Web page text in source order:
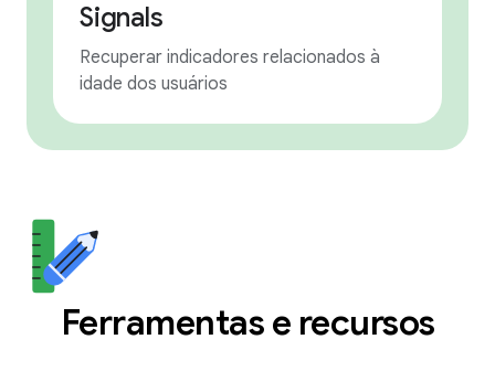
Signals
Recuperar indicadores relacionados à
idade dos usuários
Ferramentas e recursos